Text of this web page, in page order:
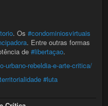
. Os #condominiosvirtuais
. Entre outras formas
de #libertaçao.
urbano-rebeldia-e-arte-critica/
#luta